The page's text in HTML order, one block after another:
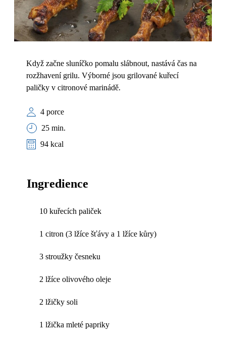
Když začne sluníčko pomalu slábnout, nastává čas na
rozžhavení grilu. Výborné jsou grilované kuřecí
paličky v citronové marinádě.
4 porce
25 min.
94 kcal
Ingredience
10 kuřecích paliček
1 citron (3 lžíce šťávy a 1 lžíce kůry)
3 stroužky česneku
2 lžíce olivového oleje
2 lžičky soli
1 lžička mleté papriky